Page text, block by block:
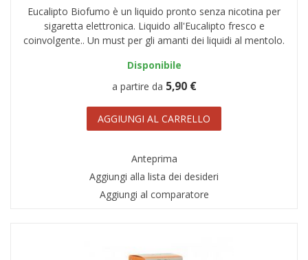
Eucalipto Biofumo è un liquido pronto senza nicotina per
sigaretta elettronica. Liquido all'Eucalipto fresco e
coinvolgente.. Un must per gli amanti dei liquidi al mentolo.
Disponibile
a partire da 5,90 €
AGGIUNGI AL CARRELLO
Anteprima
Aggiungi alla lista dei desideri
Aggiungi al comparatore